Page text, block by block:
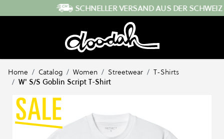
Direkt zum InhaltSCHNELLER VERSAND AUS DER SCHWEIZ
Home / Catalog / Women / Streetwear / T-Shirts
/ W' S/S Goblin Script T-Shirt